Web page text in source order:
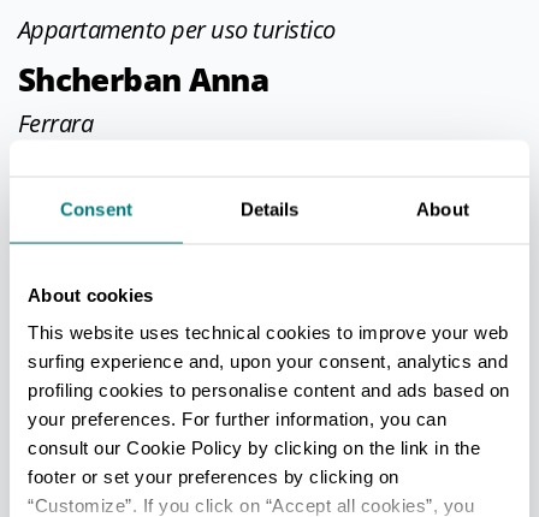
Consent Details About
About cookies
This website uses technical cookies to improve your web
surfing experience and, upon your consent, analytics and
profiling cookies to personalise content and ads based on
your preferences. For further information, you can
consult our Cookie Policy by clicking on the link in the
footer or set your preferences by clicking on
“Customize”. If you click on “Accept all cookies”, you
Appartamento per uso turistico
Shcherban Anna
Ferrara
Telefono3772776757
CIN IT038008C2XAS2R95H
Appartamento per uso turistico
Zullo Francesco
Ferrara